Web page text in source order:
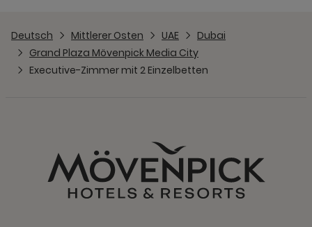
Deutsch Mittlerer Osten UAE
Dubai
Grand Plaza Mövenpick Media City
Executive-Zimmer mit 2 Einzelbetten